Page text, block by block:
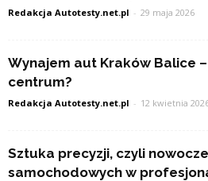
Redakcja Autotesty.net.pl - 29 maja 2026
Wynajem aut Kraków Balice
centrum?
Redakcja Autotesty.net.pl - 12 kwietnia
Sztuka precyzji, czyli
samochodowych w